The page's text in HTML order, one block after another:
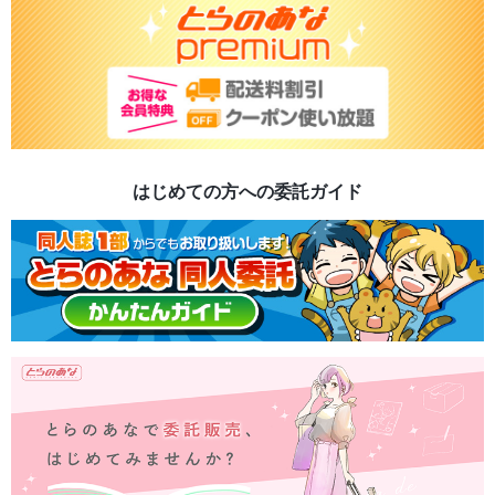
はじめての方への委託ガイド